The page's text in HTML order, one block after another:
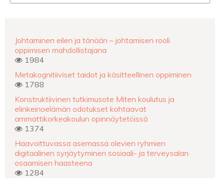
Johtaminen eilen ja tänään – johtamisen rooli
oppimisen mahdollistajana
1984
Metakognitiiviset taidot ja käsitteellinen oppiminen
1788
Konstruktiivinen tutkimusote Miten koulutus ja
elinkeinoelämän odotukset kohtaavat
ammattikorkeakoulun opinnäytetöissä
1374
Haavoittuvassa asemassa olevien ryhmien
digitaalinen syrjäytyminen sosiaali- ja terveysalan
osaamisen haasteena
1284